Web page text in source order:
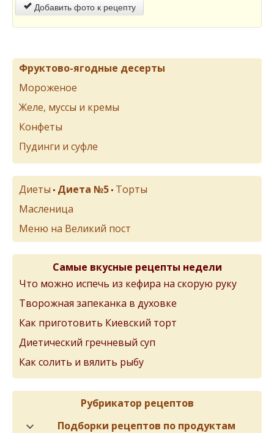
Добавить фото к рецепту
Фруктово-ягодные десерты
Мороженое
Желе, муссы и кремы
Конфеты
Пудинги и суфле
Диеты • Диета №5 • Торты
Масленица
Меню на Великий пост
Самые вкусные рецепты недели
Что можно испечь из кефира на скорую руку
Творожная запеканка в духовке
Как приготовить Киевский торт
Диетический гречневый суп
Как солить и вялить рыбу
Рубрикатор рецептов
Подборки рецептов по продуктам